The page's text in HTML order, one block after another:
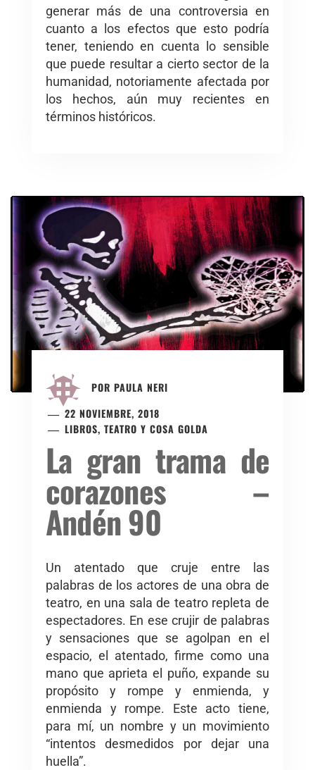
generar más de una controversia en
cuanto a los efectos que esto podría
tener, teniendo en cuenta lo sensible
que puede resultar a cierto sector de la
humanidad, notoriamente afectada por
los hechos, aún muy recientes en
términos históricos.
POR PAULA NERI
22 NOVIEMBRE, 2018
LIBROS, TEATRO Y COSA GOLDA
La gran trama de
corazones –
Andén 90
Un atentado que cruje entre las
palabras de los actores de una obra de
teatro, en una sala de teatro repleta de
espectadores. En ese crujir de palabras
y sensaciones que se agolpan en el
espacio, el atentado, firme como una
mano que aprieta el puño, expande su
propósito y rompe y enmienda, y
enmienda y rompe. Este acto tiene,
para mí, un nombre y un movimiento
“intentos desmedidos por dejar una
huella”.